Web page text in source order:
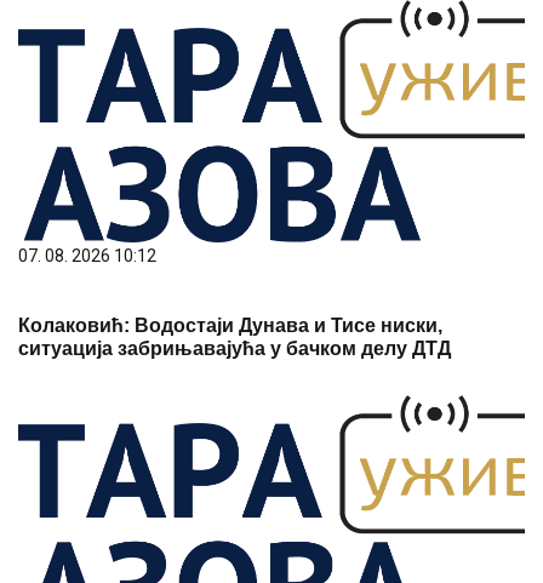
07. 08. 2026 10:12
Колаковић: Водостаји Дунава и Тисе ниски,
ситуација забрињавајућа у бачком делу ДТД